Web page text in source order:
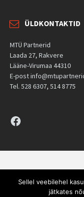
ÜLDKONTAKTID
MTÜ Partnerid
Laada 27, Rakvere
Lääne-Virumaa 44310
E-post
Tel. 528 6307, 514 8775
Facebook
Sellel veebilehel
jätkates